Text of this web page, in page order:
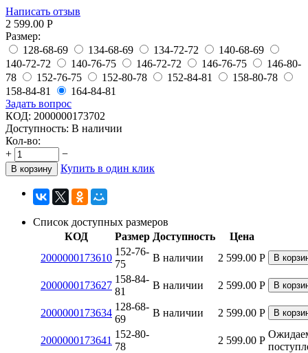
Написать отзыв
2 599.00 Р
Размер:
128-68-69
134-68-69 134-72-72
140-68-69
140-72-72
140-76-75 146-72-72 146-76-75
146-80-
78
152-76-75 152-80-78 152-84-81
158-80-78
158-84-81
164-84-81
Задать вопрос
КОД: 2000000173702
Доступность: В наличии
Кол-во:
+
−
В корзину Купить в один клик
Список доступных размеров
КОД
Размер Доступность
Цена
2000000173610
152-76-
75
В наличии 2 599.00 Р В
2000000173627
158-84-
81
В наличии 2 599.00 Р В
2000000173634
128-68-
69
В наличии 2 599.00 Р В
2000000173641
152-80-
78
2 599.00 Р